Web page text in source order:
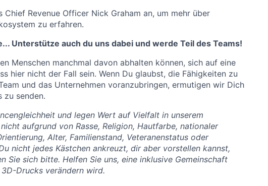
Chief Revenue Officer Nick Graham an, um mehr über
zu erfahren.
Unterstütze auch du uns dabei und werde Teil des Teams!
Menschen manchmal davon abhalten können, sich auf eine
hier nicht der Fall sein. Wenn Du glaubst, die Fähigkeiten zu
und das Unternehmen voranzubringen, ermutigen wir Dich
zu senden.
und legen Wert auf Vielfalt in unserem
aufgrund von Rasse, Religion, Hautfarbe, nationaler
Alter, Familienstand, Veteranenstatus oder
nicht jedes Kästchen ankreuzt, dir aber vorstellen kannst,
Sie sich bitte. Helfen Sie uns, eine inklusive Gemeinschaft
Drucks verändern wird.